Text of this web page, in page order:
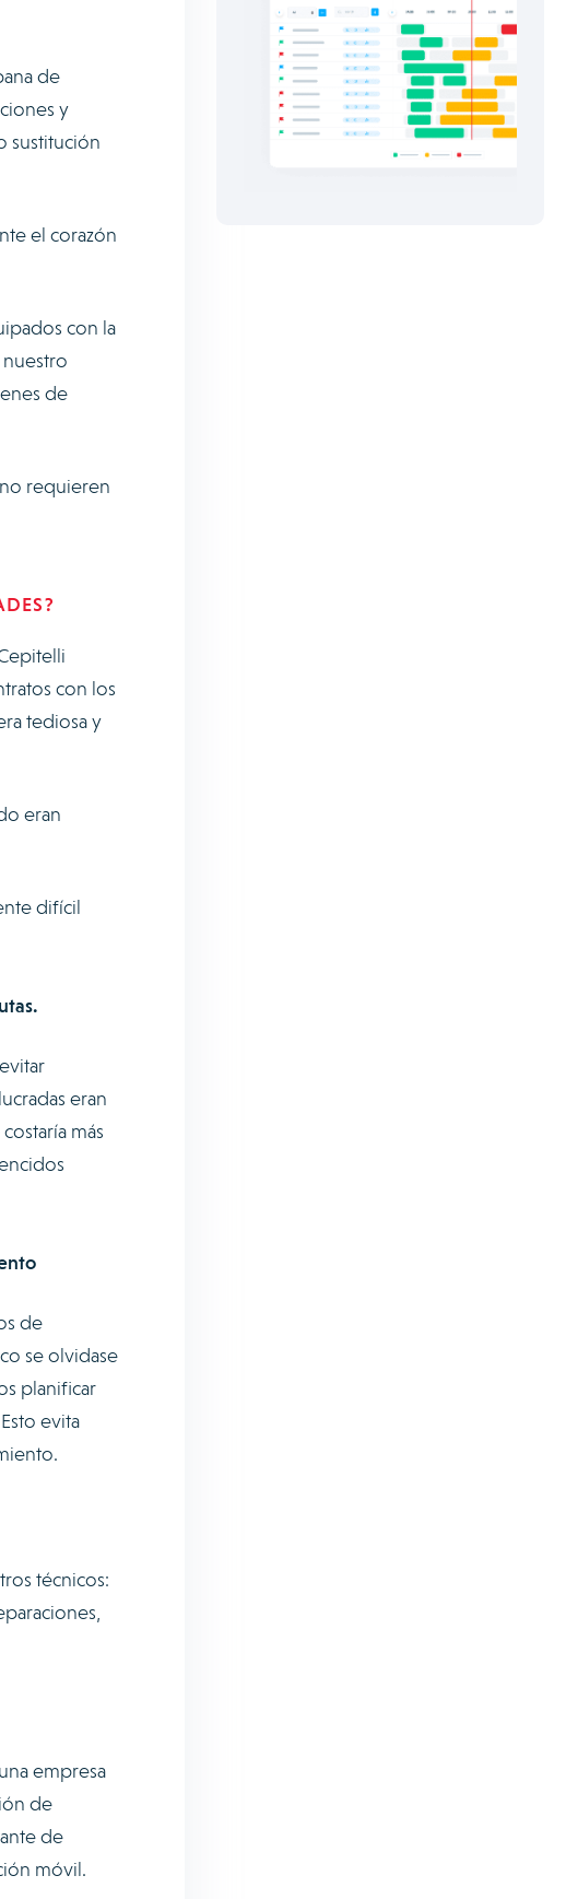
de
y
sustitución
el corazón
con la
de
requieren
con los
tediosa y
eran
difícil
eran
más
de
se olvidase
planificar
evita
técnicos:
empresa
de
de
móvil.